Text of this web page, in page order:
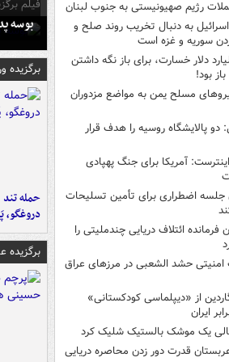
رژیم صهیونیستی به جنوب لبنان
به دنبال تخریب روند صلح و
سوریه و غزه است
میلیارد دلار خسارت، برای باز نگه داشتن
بود!
مسلح یمن به مواضع مزدوران
دو پالایشگاه روسیه را هدف قرار
آمریکا برای جنگ پهپادی
جلسه اضطراری برای تأمین تسلیحات
فرمانده ائتلاف دریایی چندملیتی را
امنیتی حشد الشعبی در مرزهای عراق
از «دیپلماسی کودکستانی»
ایران
یک موشک بالستیک شلیک کرد
قدرت دور زدن محاصره دریایی
فیلم
بوسه‌
برگزیده
حمله تند